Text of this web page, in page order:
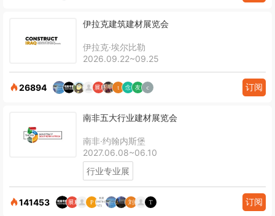
伊拉克建筑建材展览会
伊拉克·埃尔比勒
2026.09.22~09.25
26894 订阅
南非五大行业建材展览会
南非·约翰内斯堡
2027.06.08~06.10
行业专业展
141453 订阅